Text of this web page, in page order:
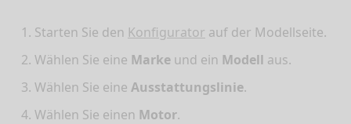
Starten Sie den Konfigurator auf der Modellseite.
Wählen Sie eine Marke und ein Modell aus.
Wählen Sie eine Ausstattungslinie.
Wählen Sie einen Motor.